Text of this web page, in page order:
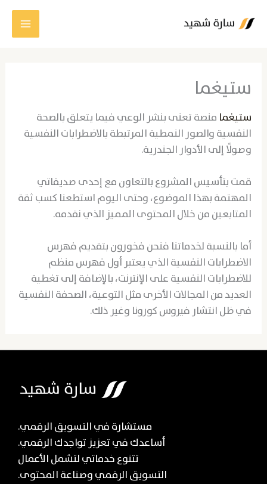
إلى
ستيغما
ستيغما منصة تعنى بنشر الوعي فيما يتعلق بالصحة
النفسية والصور النمطية المرتبطة بالاضطرابات النفسية
وصولًا إلى الأدوار الجندرية.
قمت بتأسيس المشروع بالتعاون مع إحدى صديقاتي
المهتمة بهذا الموضوع، وحتى اليوم استطعنا كسب ثقة
المتابعين من خلال المحتوى المميز الذي نقدمه.
أما بالنسبة لخدماتنا فنحن فخورون بتقديم فهرس
الاضطرابات النفسية الذي يعتبر أول فهرس منظم
للاضطرابات النفسية على الإنترنت، بالإضافة إلى تغطية
العديد من المجالات الأخرى مثل التوعية، الصحفة النفسية
في ظل انتشار فيروس كورونا وغير ذلك.
مستشارة في التسويق الرقمي.
أساعدك في تعزيز تواجدك الرقمي.
تتنوع خدماتي لتشمل الأعمال
التسويق الرقمي وصناعة المحتوى.